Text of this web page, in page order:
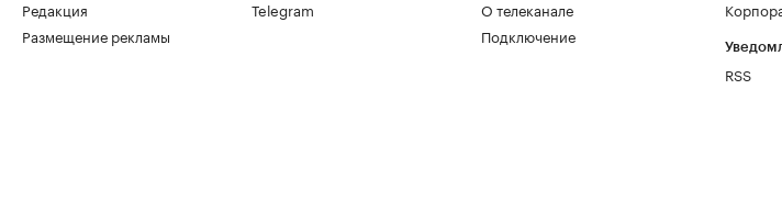
Редакция
Размещение рекламы
Telegram
О телеканале
Подключение
RSS